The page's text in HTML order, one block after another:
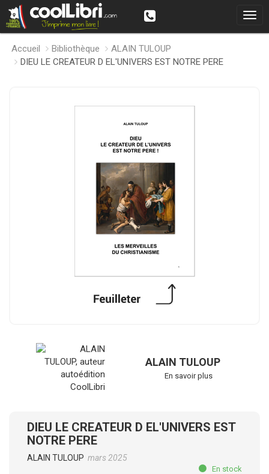
Accueil Bibliothèque
ALAIN TULOUP
DIEU LE CREATEUR D EL'UNIVERS EST NOTRE PERE
ALAIN TULOUP
En savoir plus
DIEU LE CREATEUR D EL'UNIVERS EST
NOTRE PERE
ALAIN TULOUP mars 2025
En stock